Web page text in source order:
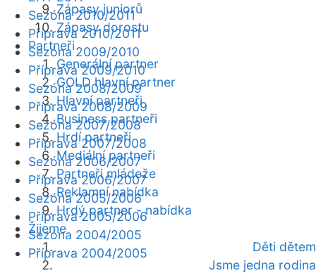
Zápasy juniorů
Zápasy dorostu
Partneři
Generální partner
GOLD hlavní partner
Hlavní partneři
Business partneři
Hrdí partneři
Mediální partneři
Partneři mládeže
Reklamní nabídka
Hrdý partner - nabídka
Žijeme
Děti dětem
Jsme jedna rodina
Sezóna 2010/2011
Příprava 2010/2011
Sezóna 2009/2010
Příprava 2009/2010
Sezóna 2008/2009
Příprava 2008/2009
Sezóna 2007/2008
Příprava 2007/2008
Sezóna 2006/2007
Příprava 2006/2007
Sezóna 2005/2006
Příprava 2005/2006
Sezóna 2004/2005
Příprava 2004/2005